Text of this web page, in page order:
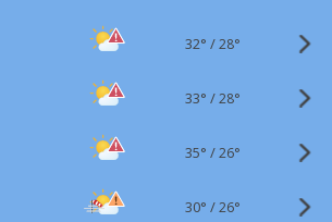
32° /28°
33° /28°
35° /26°
30° /26°